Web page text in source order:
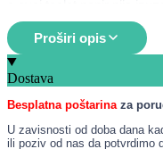
omogućava lako i
osećaj svežine i čistoće.
Namena
Udobnost i mekoća
Prikladan za sve
Idealno rešenje za
Proširi opis
Dostava
Besplatna poštarina za
U zavisnosti od doba dana
ili poziv od nas da potvrdimo